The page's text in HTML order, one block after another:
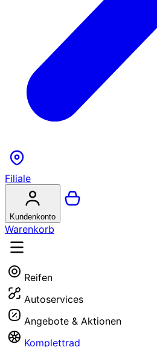
Filiale
Kundenkonto
Warenkorb
Reifen
Autoservices
Angebote & Aktionen
Komplettrad